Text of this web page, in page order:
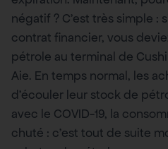
négatif ? C’est très simple :
contrat financier, vous
pétrole au terminal de
Aie. En temps normal, les
d’écouler leur stock de
avec le COVID-19, la
chuté : c’est tout de suite